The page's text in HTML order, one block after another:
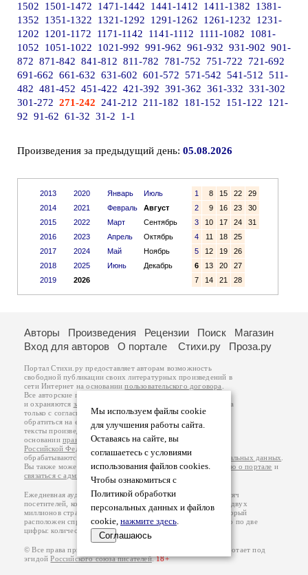
1502
1501-1472 1471-1442 1441-1412 1411-1382
1381-
1352
1351-1322 1321-1292 1291-1262 1261-1232
1231-
1202
1201-1172 1171-1142 1141-1112 1111-1082
1081-
1052
1051-1022 1021-992 991-962 961-932 931-902 901-
872 871-842 841-812 811-782 781-752 751-722
721-692
691-662 661-632 631-602 601-572 571-542 541-512 511-
482 481-452 451-422 421-392 391-362 361-332 331-302
301-272 271-242 241-212 211-182 181-152 151-122
121-
92 91-62 61-32 31-2 1-1
Произведения за предыдущий день: 05.08.2026
2013
2014
2015
2016
2017
2018
2019
2020
2021
2022
2023
2024
2025
2026
Январь
Июль
Февраль
Август
Март
Сентябрь
Апрель
Октябрь
Май
Ноябрь
Июнь
Декабрь
1 8 15 22
29
2
9 16 23
30
3
10 17 24
31
4
11 18
25
5
12 19
26
6
13 20
27
7
14 21 28
Мы используем файлы cookie
для улучшения работы сайта.
Оставаясь на сайте, вы
соглашаетесь с условиями
использования файлов cookies.
Чтобы ознакомиться с
Политикой обработки
персональных данных и файлов
cookie, нажмите здесь.
Соглашаюсь
Авторы Произведения Рецензии Поиск
Магазин
Вход для авторов
О портале Стихи.ру Проза.ру
Портал Стихи.ру предоставляет авторам возможность
свободной публикации своих литературных произведений в
сети Интернет на основаниипользовательского договора
Все авторские права на произведения принадлежат авторам
и охраняются законом
. Перепечатка произведений возможна
только с согласия его автора, к которому вы можете
обратиться на его авторской странице. Ответственность за
тексты произведений авторы несут самостоятельно на
основанииправил публикацииизаконодательства
Российской Федерации
обрабатываются на основанииПолитики обработки персональных данных
Вы также можете посмотреть более подробнуюинформацию о портале и
связаться с администрацией
Ежедневная аудитория портала Стихи.ру – порядка 200 тысяч
посетителей, которые в общей сумме просматривают более двух
миллионов страниц по данным счетчика посещаемости, который
расположен справа от этого текста. В каждой графе указано по две
цифры: количество просмотров и количество посетителей.
© Все права принадлежат авторам, 2000-2026. Портал работает под
эгидойРоссийского союза писателей.18+